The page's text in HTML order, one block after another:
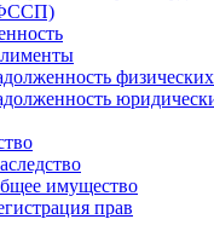
имущество
прав